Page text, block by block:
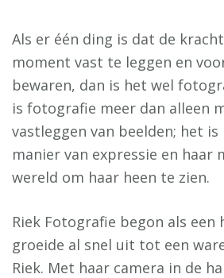
Als er één ding is dat de
moment vast te leggen en
bewaren, dan is het wel
is fotografie meer dan alleen
vastleggen van beelden; het is
manier van expressie en haar
wereld om haar heen te zien.
Riek Fotografie begon als een
groeide al snel uit tot een
Riek. Met haar camera in de